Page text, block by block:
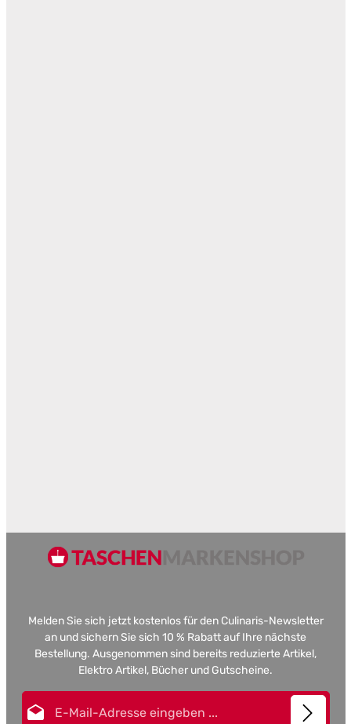
Melden Sie sich jetzt kostenlos für den Culinaris-Newsletter
an und sichern Sie sich 10 % Rabatt auf Ihre nächste
Bestellung. Ausgenommen sind bereits reduzierte Artikel,
Elektro Artikel, Bücher und Gutscheine.